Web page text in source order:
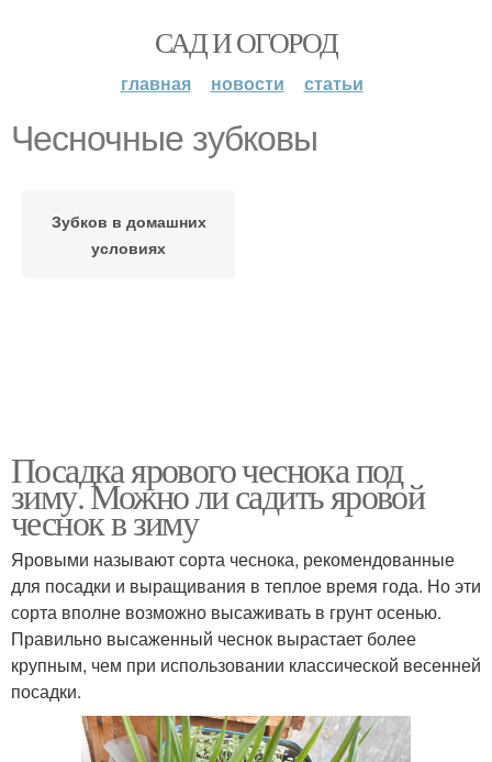
САД И ОГОРОД
главная новости статьи
Чесночные зубковы
Зубков в домашних
условиях
Посадка ярового чеснока под
зиму. Можно ли садить яровой
чеснок в зиму
Яровыми называют сорта чеснока, рекомендованные
для посадки и выращивания в теплое время года. Но эти
сорта вполне возможно высаживать в грунт осенью.
Правильно высаженный чеснок вырастает более
крупным, чем при использовании классической весенней
посадки.